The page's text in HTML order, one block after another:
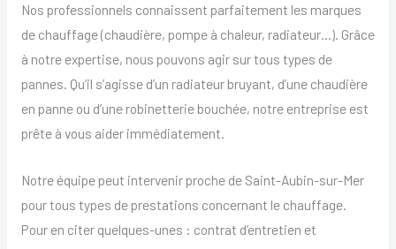
Nos professionnels connaissent parfaitement les marques
de chauffage (chaudière, pompe à chaleur, radiateur…). Grâce
à notre expertise, nous pouvons agir sur tous types de
pannes. Qu’il s’agisse d’un radiateur bruyant, d’une chaudière
en panne ou d’une robinetterie bouchée, notre entreprise est
prête à vous aider immédiatement.
Notre équipe peut intervenir proche de Saint-Aubin-sur-Mer
pour tous types de prestations concernant le chauffage.
Pour en citer quelques-unes : contrat d’entretien et